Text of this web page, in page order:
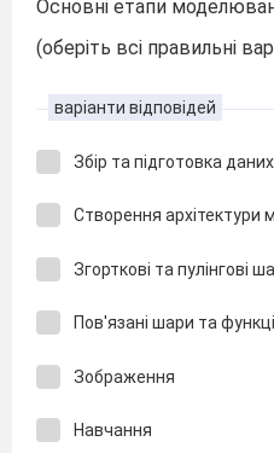
Основні етапи
(оберіть всі правильні
варіанти відповідей
Збір та підготовка даних
Створення архітектури
Згорткові та пулінгові
Пов'язані шари та
Зображення
Навчання